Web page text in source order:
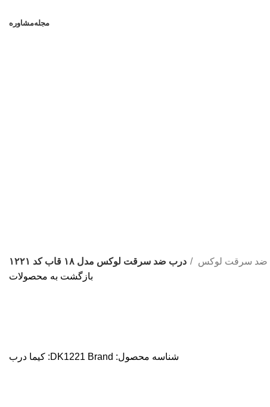
مجلهمشاوره
ضد سرقت لوکس
درب ضد سرقت لوکس مدل ۱۸ قاب کد ۱۲۲۱
بازگشت به محصولات
شناسه محصول: DK1221 Brand:
کیما درب